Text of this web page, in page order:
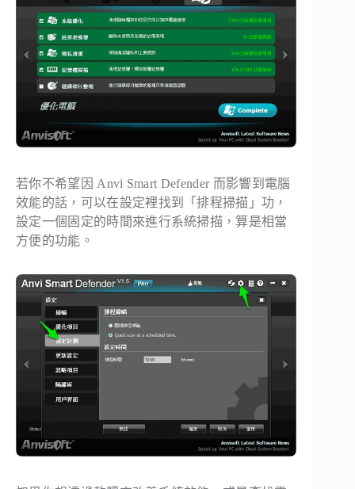
若你不希望因 Anvi Smart Defender 而影響到電腦
效能的話，可以在設定裡找到「排程掃描」功，
設定一個固定的時間來進行系統掃描，算是相當
方便的功能。